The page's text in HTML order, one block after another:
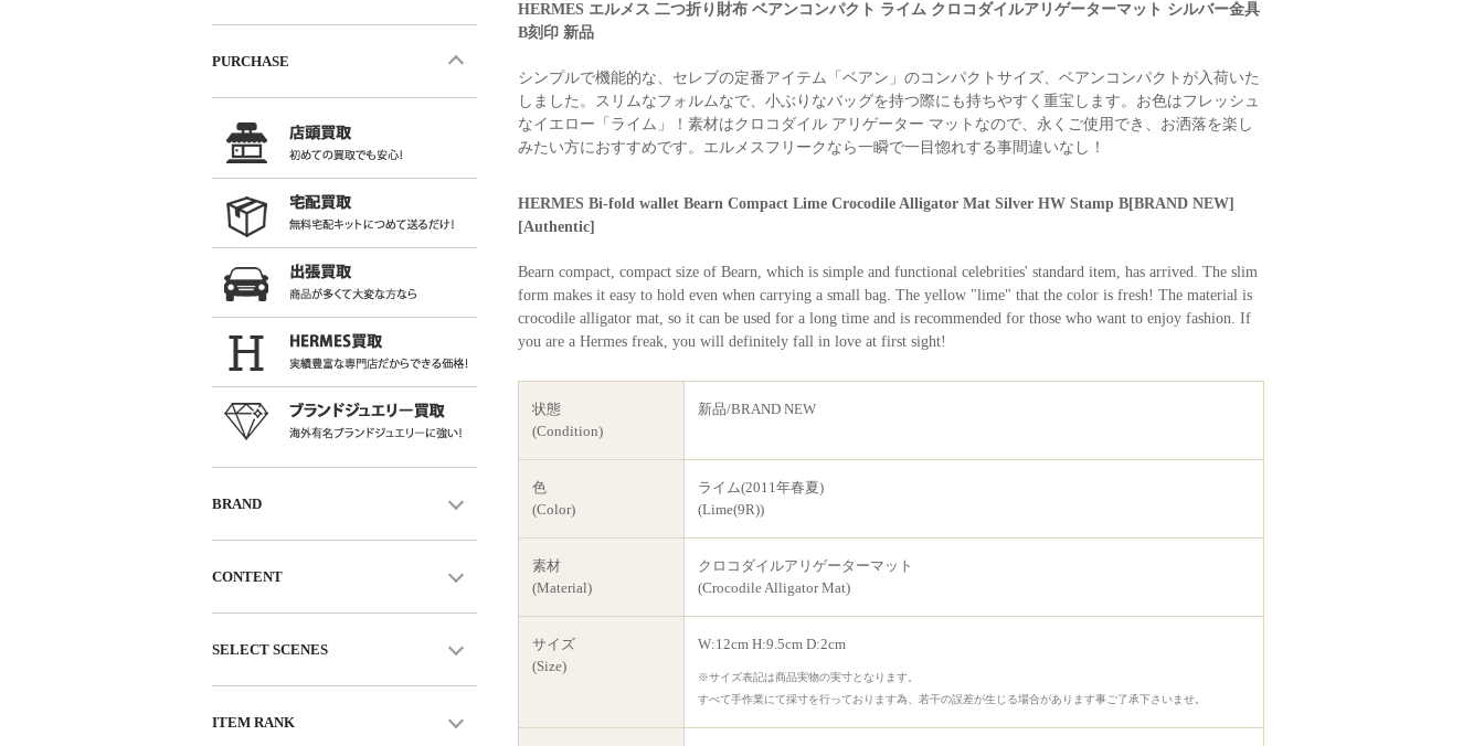
HERMES エルメス 二つ折り財布 ベアンコンパクト ライム クロコダイルアリゲーターマット シルバー金具
B刻印 新品
シンプルで機能的な、セレブの定番アイテム「ベアン」のコンパクトサイズ、ベアンコンパクトが入荷いた
しました。スリムなフォルムなで、小ぶりなバッグを持つ際にも持ちやすく重宝します。お色はフレッシュ
なイエロー「ライム」！素材はクロコダイル アリゲーター マットなので、永くご使用でき、お洒落を楽し
みたい方におすすめです。エルメスフリークなら一瞬で一目惚れする事間違いなし！
HERMES Bi-fold wallet Bearn Compact Lime Crocodile Alligator Mat Silver HW Stamp B[BRAND NEW]
[Authentic]
Bearn compact, compact size of Bearn, which is simple and functional celebrities' standard item, has arrived. The slim
form makes it easy to hold even when carrying a small bag. The yellow "lime" that the color is fresh! The material is
crocodile alligator mat, so it can be used for a long time and is recommended for those who want to enjoy fashion. If
you are a Hermes freak, you will definitely fall in love at first sight!
状態
(Condition)
新品/BRAND NEW
色
(Color)
ライム(2011年春夏)
(Lime(9R))
素材
(Material)
クロコダイルアリゲーターマット
(Crocodile Alligator Mat)
サイズ
(Size)
W:12cm H:9.5cm D:2cm
※サイズ表記は商品実物の実寸となります。
すべて手作業にて採寸を行っております為、若干の誤差が生じる場合があります事ご了承下さいませ。
PURCHASE
BRAND
CONTENT
SELECT SCENES
ITEM RANK